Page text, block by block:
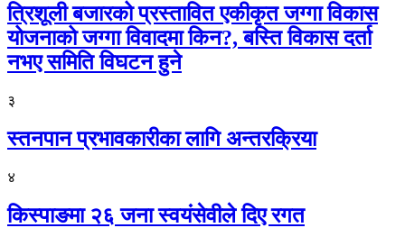
त्रिशूली बजारको प्रस्तावित एकीकृत जग्गा विकास
योजनाको जग्गा विवादमा किन?, बस्ति विकास दर्ता
नभए समिति विघटन हुने
३
स्तनपान प्रभावकारीका लागि अन्तरक्रिया
४
किस्पाङमा २६ जना स्वयंसेवीले दिए रगत